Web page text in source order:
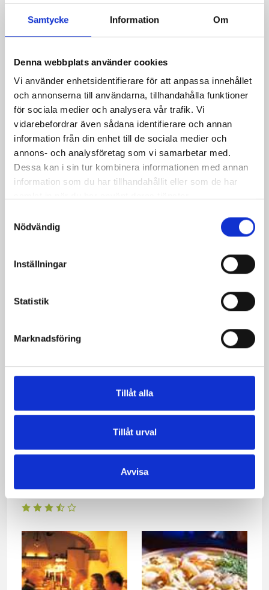
Samtycke Information Om
Denna webbplats använder cookies
Vi använder enhetsidentifierare för att anpassa innehållet
och annonserna till användarna, tillhandahålla funktioner
för sociala medier och analysera vår trafik. Vi
vidarebefordrar även sådana identifierare och annan
information från din enhet till de sociala medier och
annons- och analysföretag som vi samarbetar med.
Dessa kan i sin tur kombinera informationen med annan
information som du har tillhandahållit eller som de har
Nödvändig
Inställningar
Statistik
Marknadsföring
Tillåt alla
Tillåt urval
Avvisa
Kycklingsallad
Gott med plock
vitvinssås
Min egen kebabgryta